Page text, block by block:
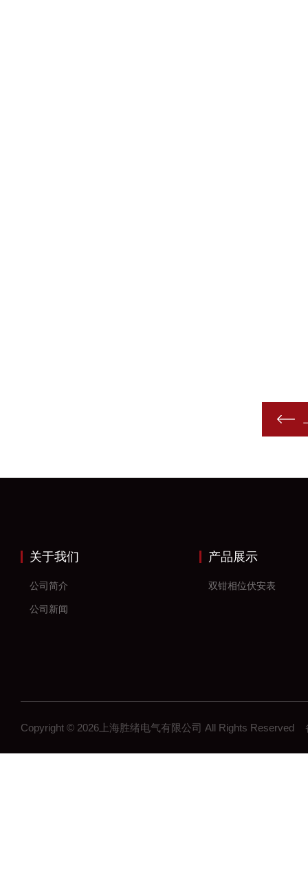
关于我们
公司简介
公司新闻
产品展示
双钳相位伏安表
Copyright © 2026上海胜绪电气有限公司 All Rights Reserved